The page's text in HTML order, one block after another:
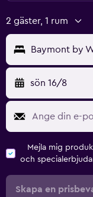
2 gäster, 1 rum
Baymont by
sön 16/8
Mejla mig
och
Skapa en